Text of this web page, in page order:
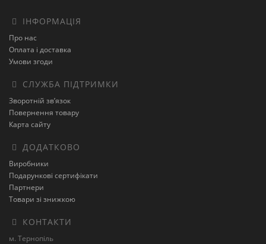
ІНФОРМАЦІЯ
Про нас
Оплата і доставка
Умови згоди
СЛУЖБА ПІДТРИМКИ
Зворотній зв’язок
Повернення товару
Карта сайту
ДОДАТКОВО
Виробники
Подарункові сертифікати
Партнери
Товари зі знижкою
КОНТАКТИ
м. Тернопіль